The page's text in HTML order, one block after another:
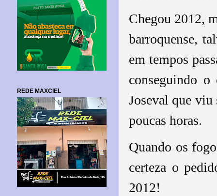
Chegou 2012,
barroquense,
em tempos
conseguindo
Joseval que viu
poucas horas.
Quando os
certeza o
2012!
REDE MAXCIEL